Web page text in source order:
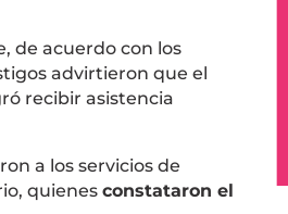
de acuerdo con los
advirtieron que el
recibir asistencia
a los servicios de
quienes constataron el